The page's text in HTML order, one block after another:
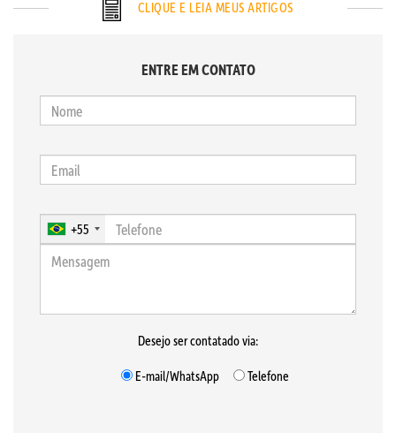
CLIQUE E LEIA MEUS ARTIGOS
ENTRE EM CONTATO
+55
Desejo ser contatado via:
E-mail/WhatsApp
Telefone